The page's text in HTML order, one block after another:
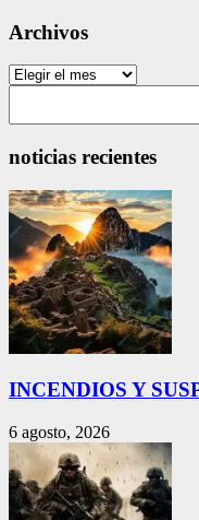
Archivos
Archivos
noticias recientes
INCENDIOS Y
6 agosto, 2026